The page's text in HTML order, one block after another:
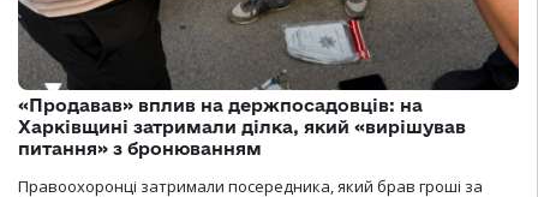
«Продавав» вплив на держпосадовців: на
Харківщині затримали ділка, який «вирішував
питання» з бронюванням
Правоохоронці затримали посередника, який брав гроші за